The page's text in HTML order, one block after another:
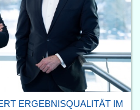
ERGEBNISQUALITÄT IM